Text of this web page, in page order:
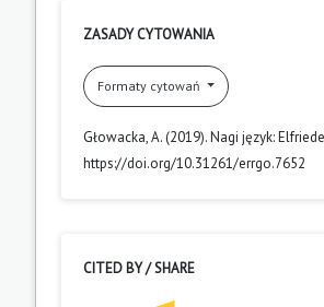
ZASADY CYTOWANIA
Formaty cytowań
Głowacka, A. (2019). Nagi język:
https://doi.org/10.31261/errgo.7652
CITED BY / SHARE